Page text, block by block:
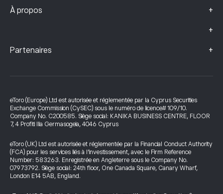
À propos +
+
Partenaires +
eToro (Europe) Ltd est autorisée et réglementée par la Cyprus Securities
Exchange Commission (CySEC) sous le numéro de licence# 109/10.
Company No. C200585. Siège social: KANIKA BUSINESS CENTRE, FLOOR
7, 4 Profiti Ilia Germasogeia, 4046 Cyprus
eToro (UK) Ltd est autorisée et réglementée par la Financial Conduct Authority
(FCA) pour les services liés à l’investissement, avec le Firm Reference
Number: 583263. Enregistrée en Angleterre sous le Company No.
07973792. Siège social: 24th floor, One Canada Square, Canary Wharf,
London E14 5AB, England.